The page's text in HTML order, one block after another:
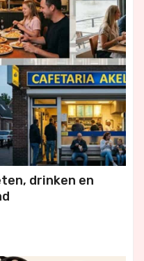
drinken en